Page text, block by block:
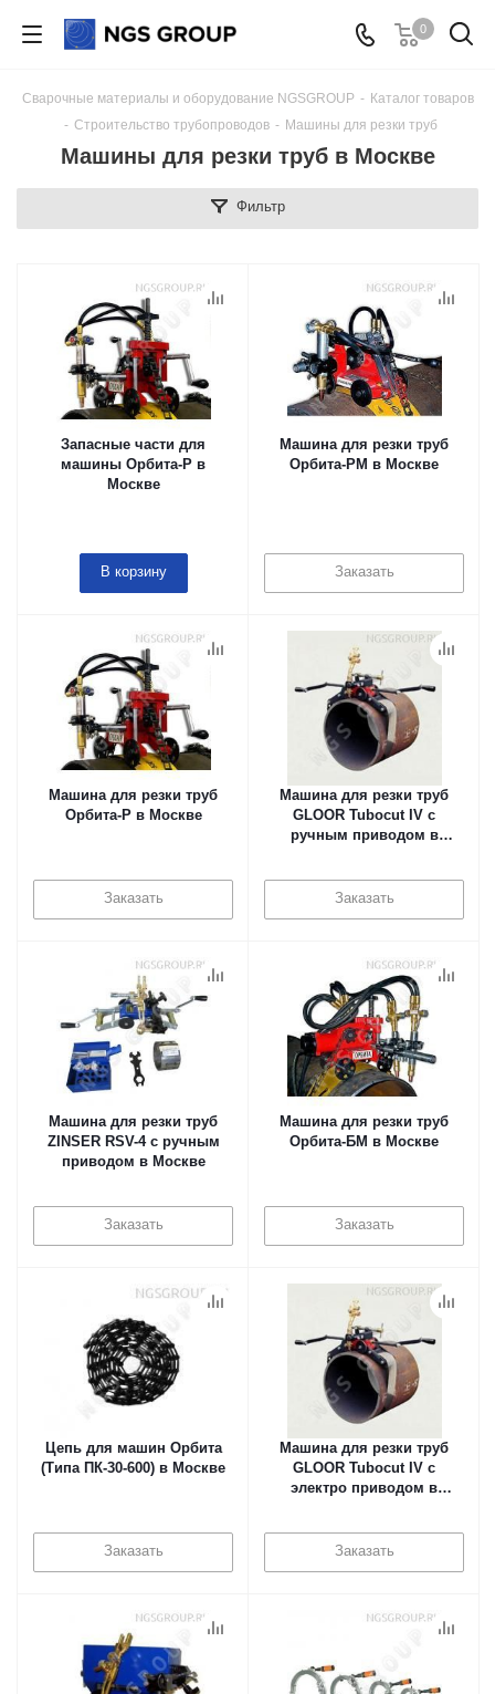
0
Сварочные материалы и оборудование NGSGROUP - Каталог товаров
- Строительство трубопроводов - Машины для резки труб
Машины для резки труб в Москве
Фильтр
Запасные части для
машины Орбита-Р в
Москве
В корзину
Машина для резки труб
Орбита-РМ в Москве
Заказать
Машина для резки труб
Орбита-Р в Москве
Заказать
Машина для резки труб
GLOOR Tubocut IV с
ручным приводом в
Заказать
Машина для резки труб
ZINSER RSV-4 с ручным
приводом в Москве
Заказать
Машина для резки труб
Орбита-БМ в Москве
Заказать
Цепь для машин Орбита
(Типа ПК-30-600) в Москве
Заказать
Машина для резки труб
GLOOR Tubocut IV с
электро приводом в
Заказать